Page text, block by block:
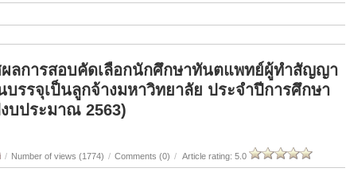
ผลการสอบคัดเลือกนักศึกษาทันตแพทย์ผู้ทำสัญญา
รรจุเป็นลูกจ้างมหาวิทยาลัย ประจำปีการศึกษา
บประมาณ 2563)
/ Number of views (1774) / Comments (0) / Article rating: 5.0